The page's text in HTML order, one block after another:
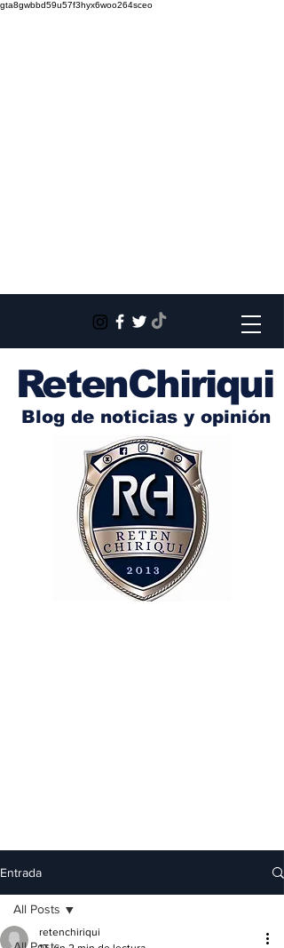
gta8gwbbd59u57f3hyx6woo264sceo
RetenChiriqui
Blog de noticias y opinión
Entrada
All Posts
retenchiriqui